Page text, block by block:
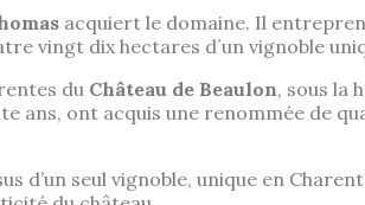
acquiert le domaine. Il
vingt dix hectares d´un vignoble
du Château de Beaulon, sous la
ans, ont acquis une renommée de
d’un seul vignoble, unique en